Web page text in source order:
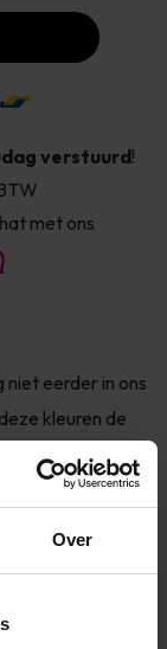
Over
verstuurd!
met ons
eerder in ons
kleuren de
op zich
willen